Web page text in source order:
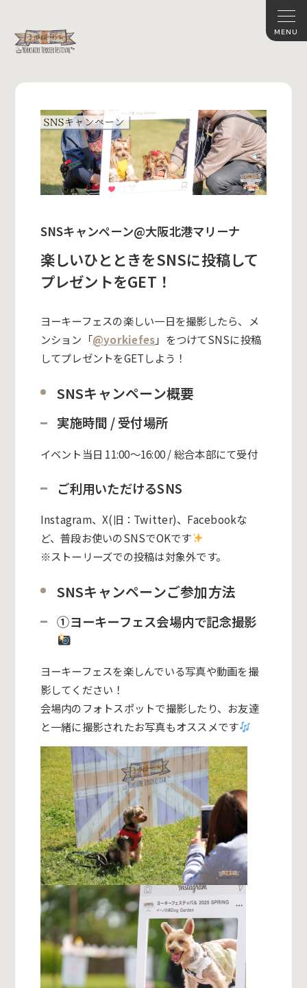
SNSキャンペーン@大阪北港マリーナ
楽しいひとときをSNSに投稿して
プレゼントをGET！
ヨーキーフェスの楽しい一日を撮影したら、メ
ンション「@yorkiefes」をつけてSNSに投稿
してプレゼントをGETしよう！
SNSキャンペーン概要
実施時間 / 受付場所
イベント当日 11:00〜16:00 / 総合本部にて受付
ご利用いただけるSNS
Instagram、X(旧：Twitter)、Facebookな
ど、普段お使いのSNSでOKです
※ストーリーズでの投稿は対象外です。
SNSキャンペーンご参加方法
①ヨーキーフェス会場内で記念撮影
ヨーキーフェスを楽しんでいる写真や動画を撮
影してください！
会場内のフォトスポットで撮影したり、お友達
と一緒に撮影されたお写真もオススメです